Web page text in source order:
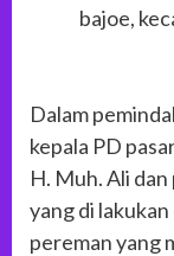
bajoe,
Dalam
kepala PD
H. Muh. Ali
yang di
pereman yang